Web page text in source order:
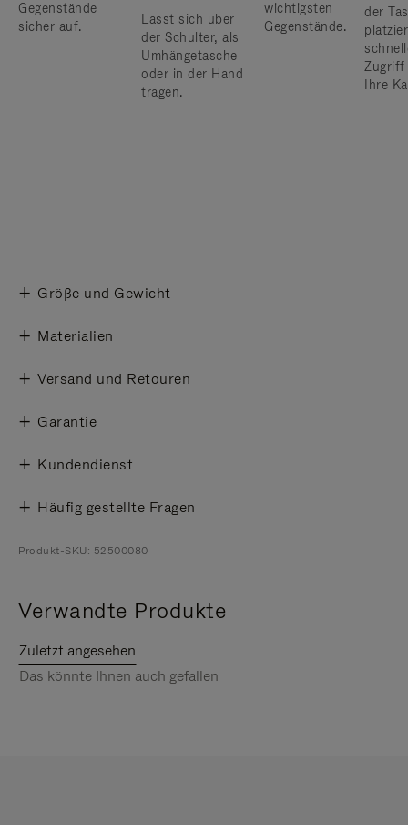
Gegenstände
sicher auf.
Lässt sich über
der Schulter, als
Umhängetasche
oder in der Hand
tragen.
wichtigsten
Gegenstände.
der
Zugriff
Ihre
Größe und Gewicht
Materialien
Versand und Retouren
Garantie
Kundendienst
Häufig gestellte Fragen
Produkt-SKU: 52500080
Verwandte Produkte
Zuletzt angesehen
Das könnte Ihnen auch gefallen